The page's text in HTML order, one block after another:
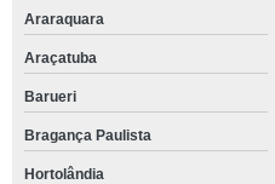
Araraquara
Araçatuba
Barueri
Bragança Paulista
Hortolândia